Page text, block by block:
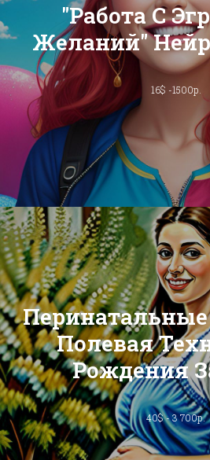
"Работа С
Желаний"
16$ -1500р.
Полевая
Рождения
40$ - 3 700р.